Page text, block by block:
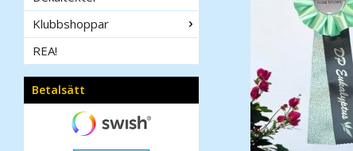
Klubbshoppar
REA!
Betalsätt